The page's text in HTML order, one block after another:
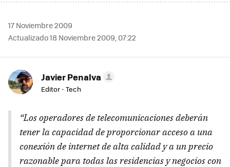
17 Noviembre 2009
Actualizado 18 Noviembre 2009, 07:22
Javier Penalva
Editor - Tech
“Los operadores de telecomunicaciones deberán
tener la capacidad de proporcionar acceso a una
conexión de internet de alta calidad y a un precio
razonable para todas las residencias y negocios con